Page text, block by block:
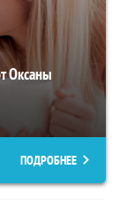
Оксаны
ПОДРОБНЕЕ